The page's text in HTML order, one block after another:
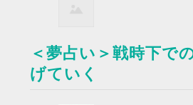
＜夢占い＞戦時下で
げていく